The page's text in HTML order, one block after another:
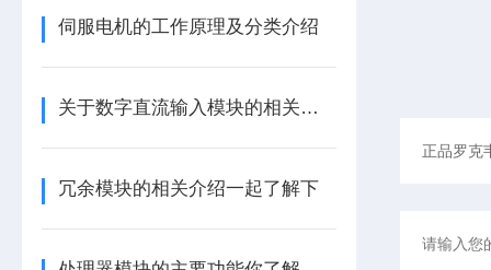
伺服电机的工作原理及分类介绍
关于数字直流输入模块的相关介绍
冗余模块的相关介绍一起了解下